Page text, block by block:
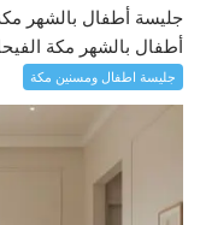
جليسة أطفال بالشهر
أطفال بالشهر مكة
جليسة اطفال ومسنين مكة